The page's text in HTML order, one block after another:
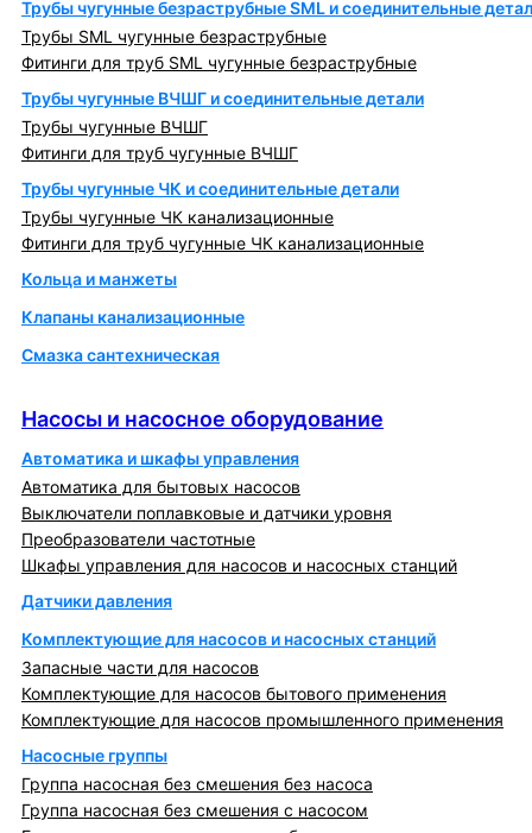
Трубы чугунные безраструбные SML и соединительные
Трубы SML чугунные безраструбные
Фитинги для труб SML чугунные безраструбные
Трубы чугунные ВЧШГ и соединительные детали
Трубы чугунные ВЧШГ
Фитинги для труб чугунные ВЧШГ
Трубы чугунные ЧК и соединительные детали
Трубы чугунные ЧК канализационные
Фитинги для труб чугунные ЧК канализационные
Кольца и манжеты
Клапаны канализационные
Смазка сантехническая
Насосы и насосное оборудование
Автоматика и шкафы управления
Автоматика для бытовых насосов
Выключатели поплавковые и датчики уровня
Преобразователи частотные
Шкафы управления для насосов и насосных станций
Датчики давления
Комплектующие для насосов и насосных станций
Запасные части для насосов
Комплектующие для насосов бытового применения
Комплектующие для насосов промышленного применения
Насосные группы
Группа насосная без смешения без насоса
Группа насосная без смешения с насосом